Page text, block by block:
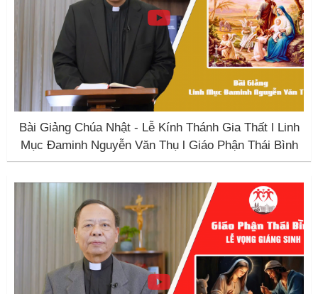
Bài Giảng Chúa Nhật - Lễ Kính Thánh Gia Thất l Linh
Mục Đaminh Nguyễn Văn Thụ l Giáo Phận Thái Bình